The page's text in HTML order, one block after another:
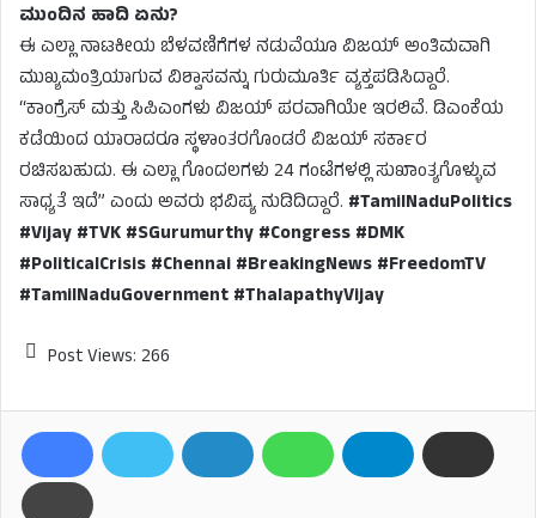
ಮುಂದಿನ ಹಾದಿ ಏನು?
ಈ ಎಲ್ಲಾ ನಾಟಕೀಯ ಬೆಳವಣಿಗೆಗಳ ನಡುವೆಯೂ ವಿಜಯ್ ಅಂತಿಮವಾಗಿ
ಮುಖ್ಯಮಂತ್ರಿಯಾಗುವ ವಿಶ್ವಾಸವನ್ನು ಗುರುಮೂರ್ತಿ ವ್ಯಕ್ತಪಡಿಸಿದ್ದಾರೆ.
“ಕಾಂಗ್ರೆಸ್ ಮತ್ತು ಸಿಪಿಎಂಗಳು ವಿಜಯ್ ಪರವಾಗಿಯೇ ಇರಲಿವೆ. ಡಿಎಂಕೆಯ
ಕಡೆಯಿಂದ ಯಾರಾದರೂ ಸ್ಥಳಾಂತರಗೊಂಡರೆ ವಿಜಯ್ ಸರ್ಕಾರ
ರಚಿಸಬಹುದು. ಈ ಎಲ್ಲಾ ಗೊಂದಲಗಳು 24 ಗಂಟೆಗಳಲ್ಲಿ ಸುಖಾಂತ್ಯಗೊಳ್ಳುವ
ಸಾಧ್ಯತೆ ಇದೆ” ಎಂದು ಅವರು ಭವಿಷ್ಯ ನುಡಿದಿದ್ದಾರೆ. #TamilNaduPolitics
#Vijay #TVK #SGurumurthy #Congress #DMK
#PoliticalCrisis #Chennai #BreakingNews #FreedomTV
#TamilNaduGovernment #ThalapathyVijay
Post Views: 266